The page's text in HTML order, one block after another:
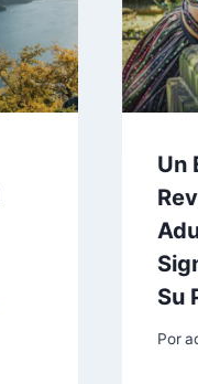
Un
Su
Por